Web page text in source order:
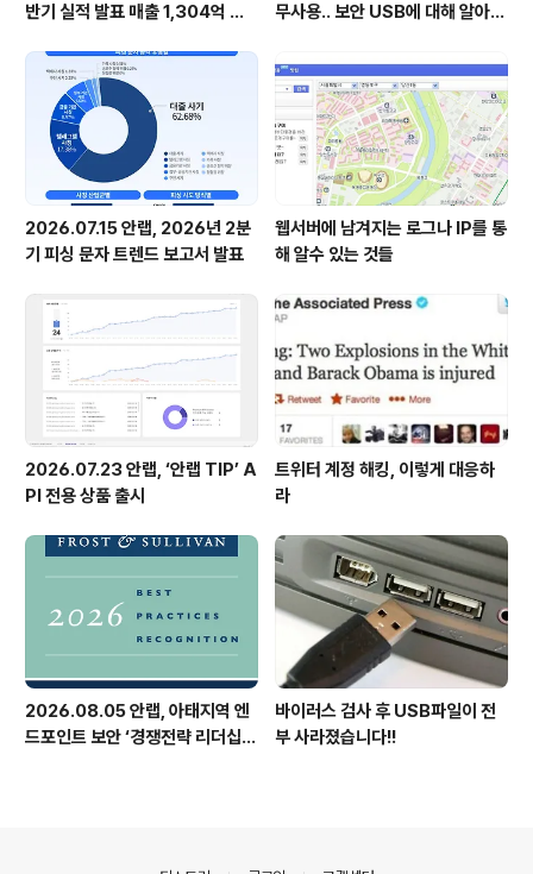
반기 실적 발표 매출 1,304억 원,
무사용.. 보안 USB에 대해 알아봅
2026.07.15 안랩, 2026년 2분
기 피싱 문자 트렌드 보고서 발표
웹서버에 남겨지는 로그나 IP를 통
해 알수 있는 것들
2026.07.23 안랩, ‘안랩 TIP’ A
PI 전용 상품 출시
트위터 계정 해킹, 이렇게 대응하
라
2026.08.05 안랩, 아태지역 엔
드포인트 보안 ‘경쟁전략 리더십’
바이러스 검사 후 USB파일이 전
부 사라졌습니다!!